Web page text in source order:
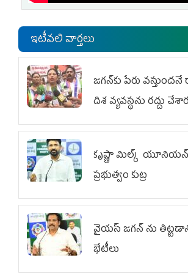
ఇటీవలి వార్తలు
జగన్‌కు పేరు
దిశ వ్య‌వ‌స్థ‌ను రద్దు
కృష్ణా మిల్క్‌ యూనియన్‌
ప్రభుత్వం కుట్ర
వైయ‌స్ జగన్‌ ను
భేటీలు